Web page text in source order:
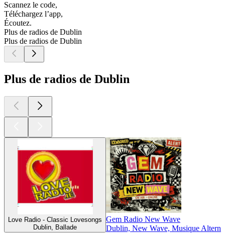
Scannez le code,
Téléchargez l’app,
Écoutez.
Plus de radios de Dublin
Plus de radios de Dublin
Plus de radios de Dublin
Love Radio - Classic Lovesongs
Dublin, Ballade
Gem Radio New Wave
Dublin, New Wave, Musique